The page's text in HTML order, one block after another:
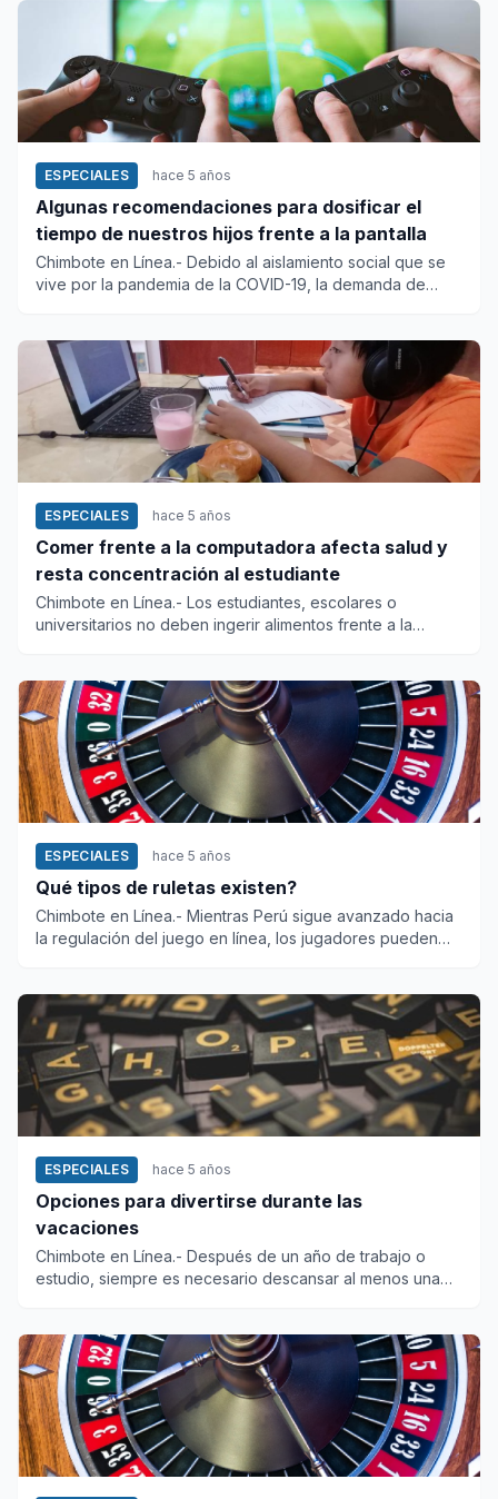
ESPECIALES hace 5 años
Algunas recomendaciones para dosificar el
tiempo de nuestros hijos frente a la pantalla
Chimbote en Línea.- Debido al aislamiento social que se
vive por la pandemia de la COVID-19, la demanda de
ESPECIALES hace 5 años
Comer frente a la computadora afecta salud y
resta concentración al estudiante
Chimbote en Línea.- Los estudiantes, escolares o
universitarios no deben ingerir alimentos frente a la
ESPECIALES hace 5 años
Qué tipos de ruletas existen?
Chimbote en Línea.- Mientras Perú sigue avanzado hacia
la regulación del juego en línea, los jugadores pueden
ESPECIALES hace 5 años
Opciones para divertirse durante las
vacaciones
Chimbote en Línea.- Después de un año de trabajo o
estudio, siempre es necesario descansar al menos una